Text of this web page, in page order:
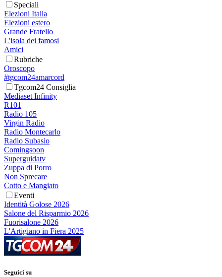
Speciali
Elezioni Italia
Elezioni estero
Grande Fratello
L'isola dei famosi
Amici
Rubriche
Oroscopo
#tgcom24amarcord
Tgcom24 Consiglia
Mediaset Infinity
R101
Radio 105
Virgin Radio
Radio Montecarlo
Radio Subasio
Comingsoon
Superguidatv
Zuppa di Porro
Non Sprecare
Cotto e Mangiato
Eventi
Identità Golose 2026
Salone del Risparmio 2026
Fuorisalone 2026
L'Artigiano in Fiera 2025
Seguici su